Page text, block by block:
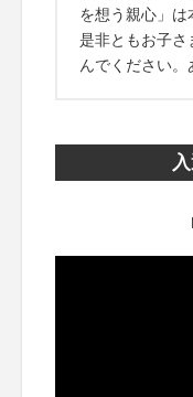
を想う親心」は
是非ともお子さ
んでください。